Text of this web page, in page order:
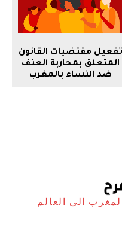
تفعيل مقتضيات القانون
المتعلق بمحاربة العنف
ضد النساء بالمغرب
الى العالم